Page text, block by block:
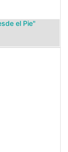
el Pie"